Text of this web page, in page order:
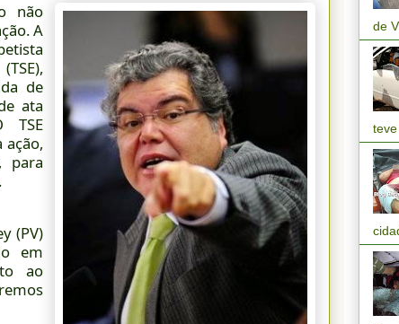
não
A
de
ata
TSE
ação,
para
(PV)
em
ao
de
teve